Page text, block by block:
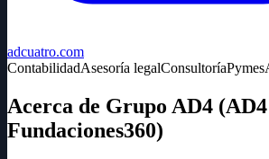
adcuatro.com
ContabilidadAsesoría legalConsultoríaPymes
Acerca de Grupo AD4
Fundaciones360)